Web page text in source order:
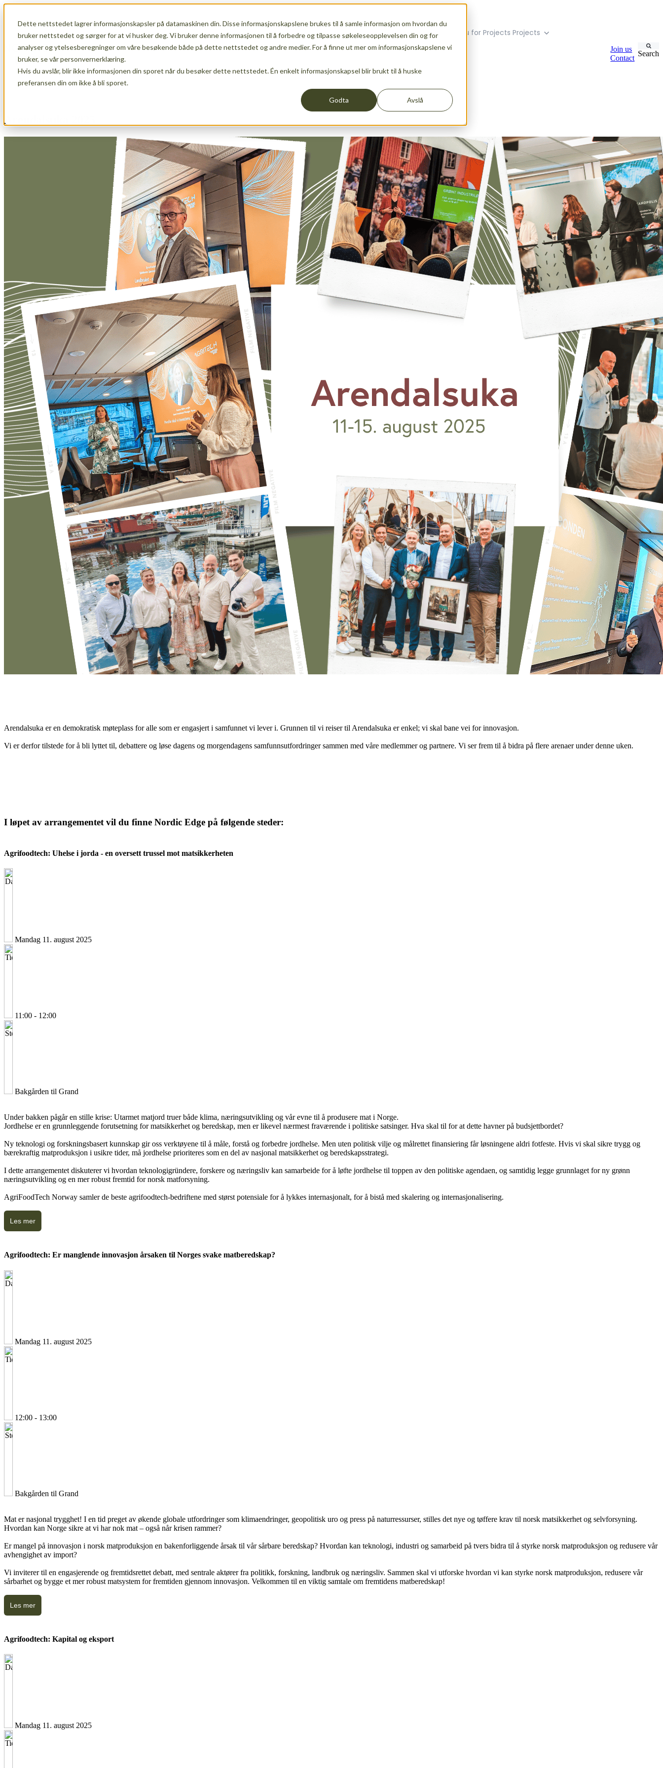
Dette nettstedet lagrer informasjonskapsler på datamaskinen din. Disse informasjonskapslene brukes til å samle informasjon om hvordan du
bruker nettstedet og sørger for at vi husker deg. Vi bruker denne informasjonen til å forbedre og tilpasse søkeleseopplevelsen din og for
analyser og ytelsesberegninger om våre besøkende både på dette nettstedet og andre medier. For å finne ut mer om informasjonskapslene vi
bruker, se vår personvernerklæring.
Hvis du avslår, blir ikke informasjonen din sporet når du besøker dette nettstedet. Én enkelt informasjonskapsel blir brukt til å huske
preferansen din om ikke å bli sporet.
Godta Avslå
Show submenu for Membership Membership Show submenu for Services Services Show submenu for Projects Projects
Show submenu for About Us About Us Events News
Join us
Contact
Search
Arendalsuka 2025
Arendalsuka er en demokratisk møteplass for alle som er engasjert i samfunnet vi lever i. Grunnen til vi reiser til Arendalsuka er enkel; vi skal bane vei for innovasjon.
Vi er derfor tilstede for å bli lyttet til, debattere og løse dagens og morgendagens samfunnsutfordringer sammen med våre medlemmer og partnere. Vi ser frem til å bidra på flere arenaer under denne uken.
I løpet av arrangementet vil du finne Nordic Edge på følgende steder:
Agrifoodtech: Uhelse i jorda - en oversett trussel mot matsikkerheten
Mandag 11. august 2025
11:00 - 12:00
Bakgården til Grand
Under bakken pågår en stille krise: Utarmet matjord truer både klima, næringsutvikling og vår evne til å produsere mat i Norge.
Jordhelse er en grunnleggende forutsetning for matsikkerhet og beredskap, men er likevel nærmest fraværende i politiske satsinger. Hva skal til for at dette havner på budsjettbordet?
Ny teknologi og forskningsbasert kunnskap gir oss verktøyene til å måle, forstå og forbedre jordhelse. Men uten politisk vilje og målrettet finansiering får løsningene aldri fotfeste. Hvis vi skal sikre trygg og
bærekraftig matproduksjon i usikre tider, må jordhelse prioriteres som en del av nasjonal matsikkerhet og beredskapsstrategi.
I dette arrangementet diskuterer vi hvordan teknologigründere, forskere og næringsliv kan samarbeide for å løfte jordhelse til toppen av den politiske agendaen, og samtidig legge grunnlaget for ny grønn
næringsutvikling og en mer robust fremtid for norsk matforsyning.
AgriFoodTech Norway samler de beste agrifoodtech-bedriftene med størst potensiale for å lykkes internasjonalt, for å bistå med skalering og internasjonalisering.
Les mer
Agrifoodtech: Er manglende innovasjon årsaken til Norges svake matberedskap?
Mandag 11. august 2025
12:00 - 13:00
Bakgården til Grand
Mat er nasjonal trygghet! I en tid preget av økende globale utfordringer som klimaendringer, geopolitisk uro og press på naturressurser, stilles det nye og tøffere krav til norsk matsikkerhet og selvforsyning.
Hvordan kan Norge sikre at vi har nok mat – også når krisen rammer?
Er mangel på innovasjon i norsk matproduksjon en bakenforliggende årsak til vår sårbare beredskap? Hvordan kan teknologi, industri og samarbeid på tvers bidra til å styrke norsk matproduksjon og redusere vår
avhengighet av import?
Vi inviterer til en engasjerende og fremtidsrettet debatt, med sentrale aktører fra politikk, forskning, landbruk og næringsliv. Sammen skal vi utforske hvordan vi kan styrke norsk matproduksjon, redusere vår
sårbarhet og bygge et mer robust matsystem for fremtiden gjennom innovasjon. Velkommen til en viktig samtale om fremtidens matberedskap!
Les mer
Agrifoodtech: Kapital og eksport
Mandag 11. august 2025